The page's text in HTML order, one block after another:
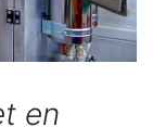
en